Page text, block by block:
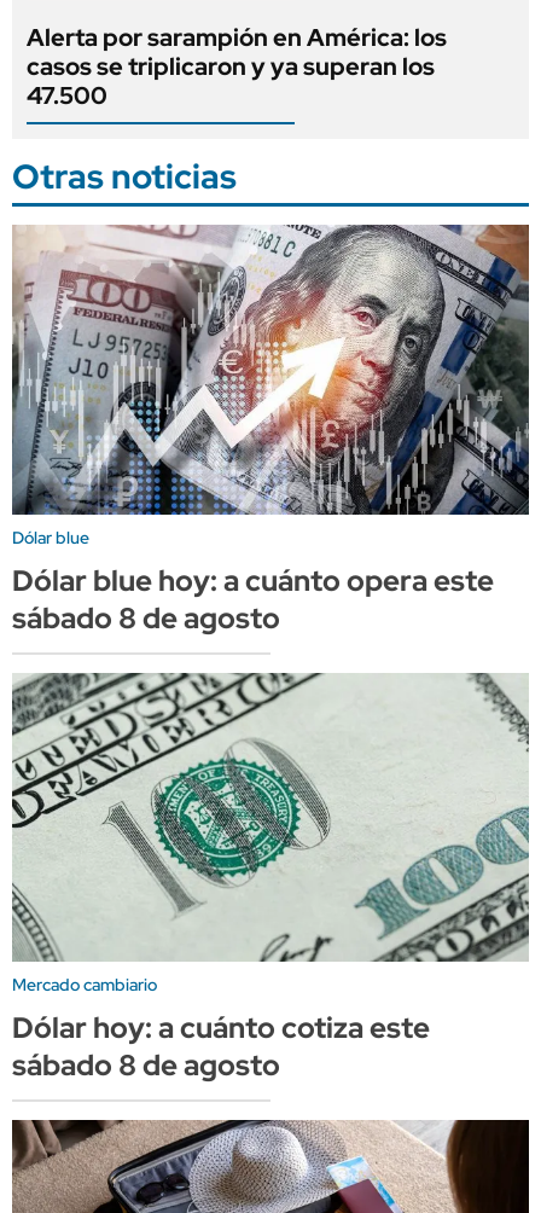
Alerta por sarampión en América: los
casos se triplicaron y ya superan los
47.500
Otras noticias
Dólar blue
Dólar blue hoy: a cuánto opera este
sábado 8 de agosto
Mercado cambiario
Dólar hoy: a cuánto cotiza este
sábado 8 de agosto